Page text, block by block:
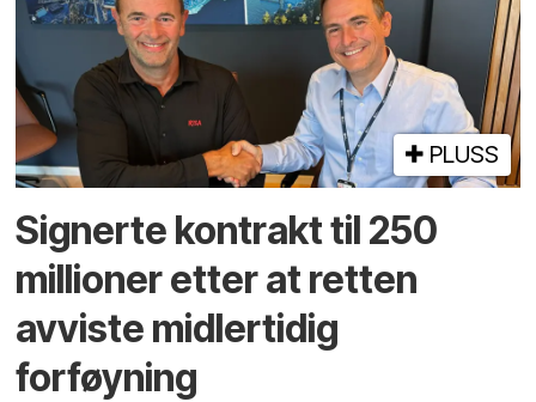
PLUSS
Signerte kontrakt til 250
millioner etter at retten
avviste midlertidig
forføyning